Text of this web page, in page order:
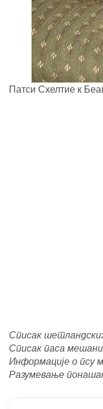
Патси Схелтие к
Списак
Списак паса
Информације о псу
Разумевање